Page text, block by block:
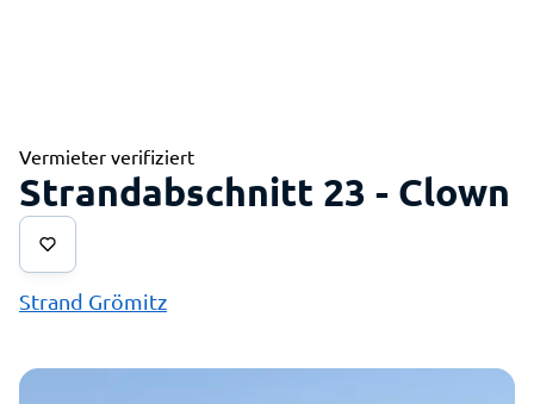
Vermieter verifiziert
Strandabschnitt 23 - Clown
Strand Grömitz